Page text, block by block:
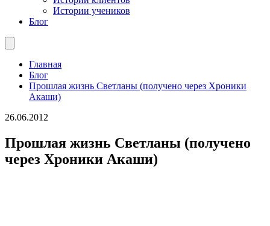
Истории учеников
Блог
Главная
Блог
Прошлая жизнь Светланы (получено через Хроники
Акаши)
26.06.2012
Прошлая жизнь Светланы (получено
через Хроники Акаши)